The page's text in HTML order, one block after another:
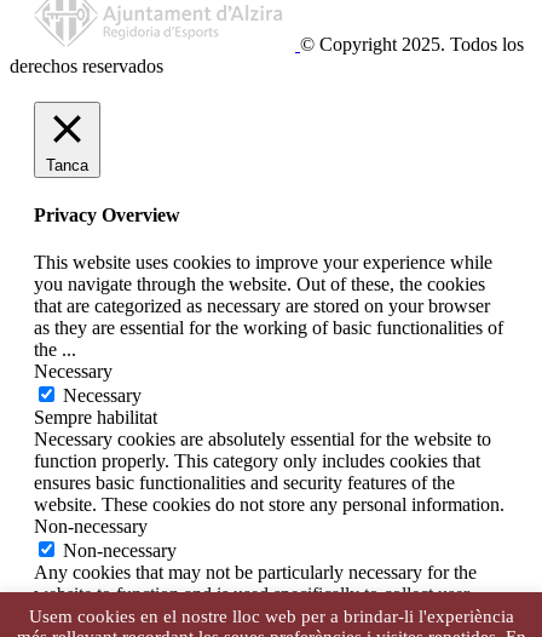
© Copyright 2025. Todos los
derechos reservados
Usem cookies en el nostre lloc web per a brindar-li l'experiència
Tanca
Privacy Overview
This website uses cookies to improve your experience while
you navigate through the website. Out of these, the cookies
that are categorized as necessary are stored on your browser
as they are essential for the working of basic functionalities of
the ...
Necessary
Necessary
Sempre habilitat
Necessary cookies are absolutely essential for the website to
function properly. This category only includes cookies that
ensures basic functionalities and security features of the
website. These cookies do not store any personal information.
Non-necessary
Non-necessary
Any cookies that may not be particularly necessary for the
website to function and is used specifically to collect user
personal data via analytics, ads, other embedded contents are